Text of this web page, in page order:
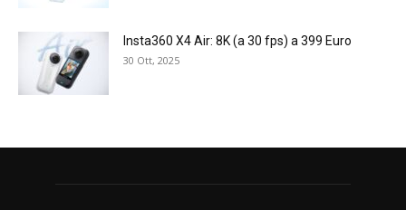
Insta360 X4 Air: 8K (a 30 fps) a 399 Euro
30 Ott, 2025